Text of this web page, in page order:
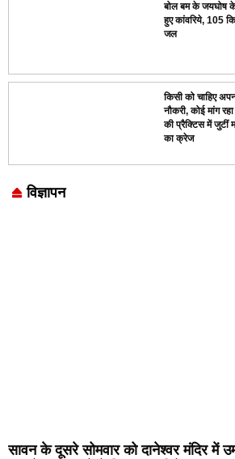
बोल बम के जयघोष के
हुए कांवरिये, 105
जल
किसी को चाहिए
नौकरी, कोई मांग
की प्रैक्टिस में जुटीं
का क्रेज
विज्ञापन
सावन के दूसरे सोमवार को दानेश्वर मंदिर में